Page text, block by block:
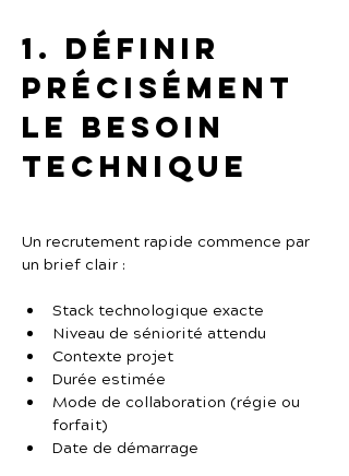
1. Définir
précisément
le besoin
technique
Un recrutement rapide commence par
un brief clair :
Stack technologique exacte
Niveau de séniorité attendu
Contexte projet
Durée estimée
Mode de collaboration (régie ou
forfait)
Date de démarrage